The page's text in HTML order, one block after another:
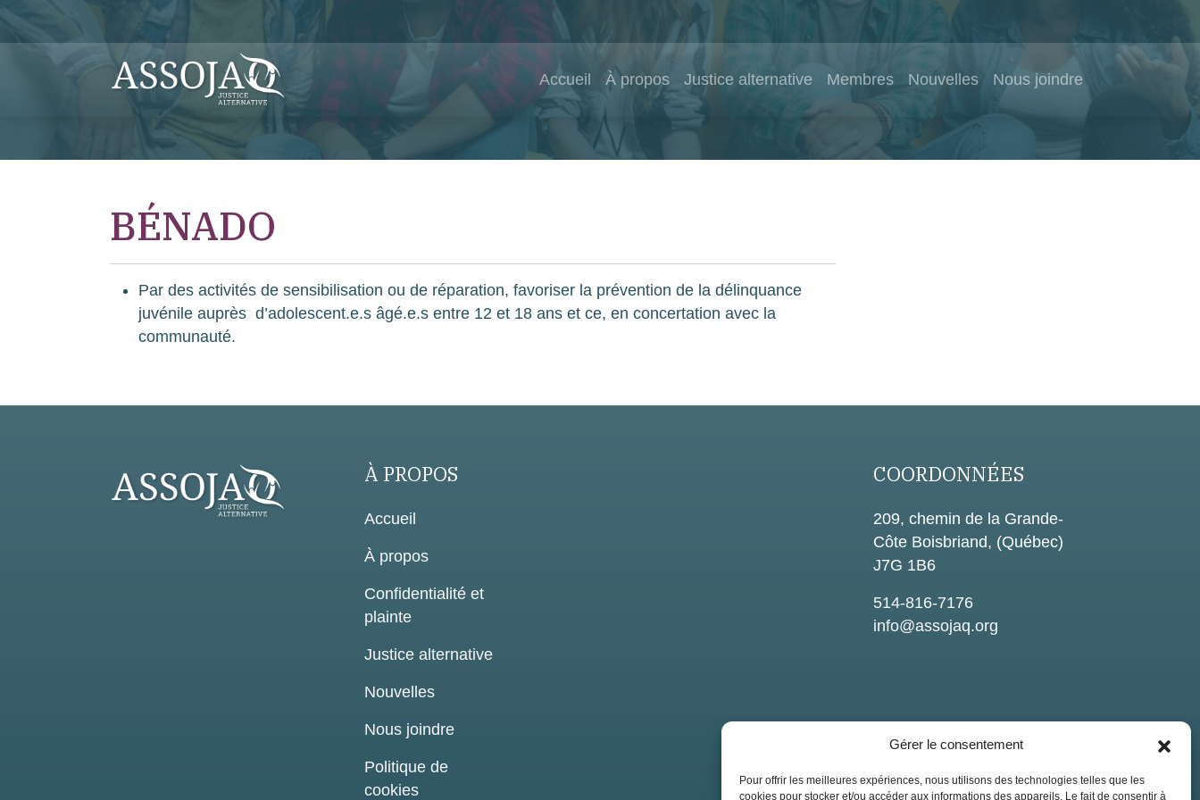
Gérer le consentement
Pour offrir les meilleures expériences, nous utilisons des technologies telles que les
cookies pour stocker et/ou accéder aux informations des appareils. Le fait de consentir à
Accueil À propos Justice alternative Membres Nouvelles Nous joindre
BÉNADO
Par des activités de sensibilisation ou de réparation, favoriser la prévention de la délinquance
juvénile auprès d’adolescent.e.s âgé.e.s entre 12 et 18 ans et ce, en concertation avec la
communauté.
À PROPOS
Accueil
À propos
Confidentialité et
plainte
Justice alternative
Nouvelles
Nous joindre
Politique de
cookies
COORDONNÉES
209, chemin de la Grande-
Côte Boisbriand, (Québec)
J7G 1B6
514-816-7176
info@assojaq.org